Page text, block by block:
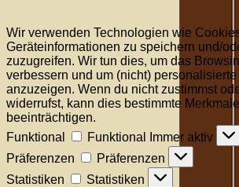
Wir verwenden Technologien wie
Geräteinformationen zu speichern und/
zuzugreifen. Wir tun dies, um das
verbessern und um (nicht)
anzuzeigen. Wenn du nicht zustimmst
widerrufst, kann dies bestimmte
beeinträchtigen.
Funktional
Funktional
Immer aktiv
Präferenzen
Präferenzen
Statistiken
Statistiken